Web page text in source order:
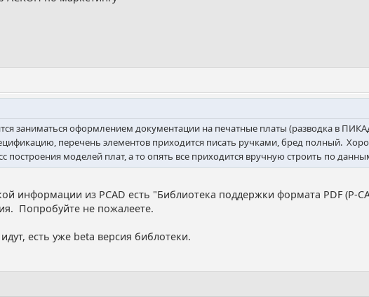
заниматься оформлением документации на печатные платы (разводка в
перечень элементов приходится писать ручками, бред полный.
построения моделей плат, а то опять все приходится вручную строить по
информации из PCAD есть "Библиотека поддержки формата PDF (P-
Попробуйте не пожалеете.
есть уже beta версия библотеки.